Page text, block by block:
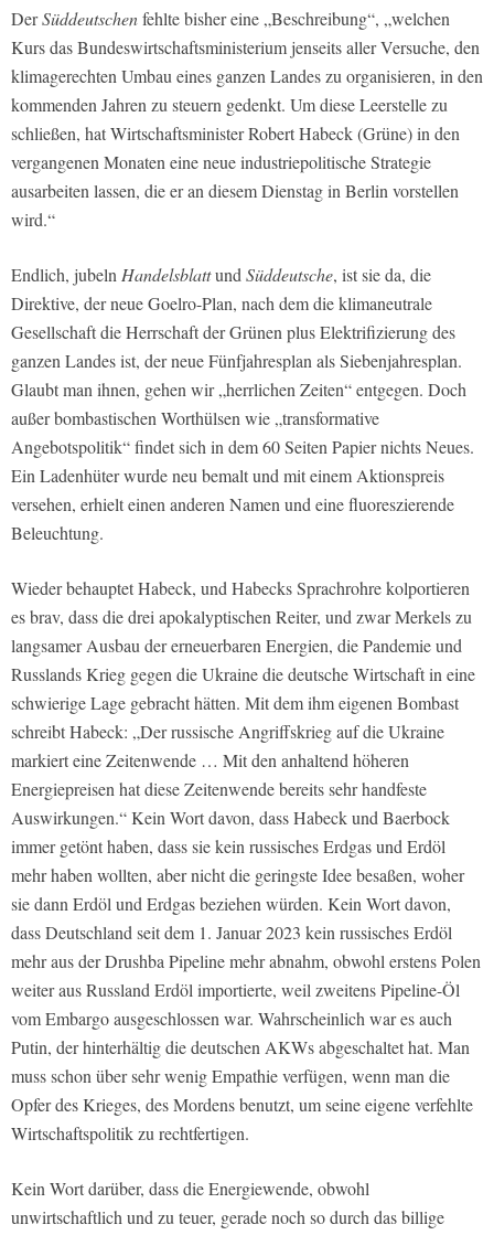
DerSüddeutschenfehlte bisher eine „Beschreibung“, „welchen
Kurs das Bundeswirtschaftsministerium jenseits aller Versuche, den
klimagerechten Umbau eines ganzen Landes zu organisieren, in den
kommenden Jahren zu steuern gedenkt. Um diese Leerstelle zu
schließen, hat Wirtschaftsminister Robert Habeck (Grüne) in den
vergangenen Monaten eine neue industriepolitische Strategie
ausarbeiten lassen, die er an diesem Dienstag in Berlin vorstellen
wird.“
Endlich, jubeln Handelsblattund Süddeutsche, ist sie da, die
Direktive, der neue Goelro-Plan, nach dem die klimaneutrale
Gesellschaft die Herrschaft der Grünen plus Elektrifizierung des
ganzen Landes ist, der neue Fünfjahresplan als Siebenjahresplan.
Glaubt man ihnen, gehen wir „herrlichen Zeiten“ entgegen. Doch
außer bombastischen Worthülsen wie „transformative
Angebotspolitik“ findet sich in dem 60 Seiten Papier nichts Neues.
Ein Ladenhüter wurde neu bemalt und mit einem Aktionspreis
versehen, erhielt einen anderen Namen und eine fluoreszierende
Beleuchtung.
Wieder behauptet Habeck, und Habecks Sprachrohre kolportieren
es brav, dass die drei apokalyptischen Reiter, und zwar Merkels zu
langsamer Ausbau der erneuerbaren Energien, die Pandemie und
Russlands Krieg gegen die Ukraine die deutsche Wirtschaft in eine
schwierige Lage gebracht hätten. Mit dem ihm eigenen Bombast
schreibt Habeck: „Der russische Angriffskrieg auf die Ukraine
markiert eine Zeitenwende … Mit den anhaltend höheren
Energiepreisen hat diese Zeitenwende bereits sehr handfeste
Auswirkungen.“ Kein Wort davon, dass Habeck und Baerbock
immer getönt haben, dass sie kein russisches Erdgas und Erdöl
mehr haben wollten, aber nicht die geringste Idee besaßen, woher
sie dann Erdöl und Erdgas beziehen würden. Kein Wort davon,
dass Deutschland seit dem 1. Januar 2023 kein russisches Erdöl
mehr aus der Drushba Pipeline mehr abnahm, obwohl erstens Polen
weiter aus Russland Erdöl importierte, weil zweitens Pipeline-Öl
vom Embargo ausgeschlossen war. Wahrscheinlich war es auch
Putin, der hinterhältig die deutschen AKWs abgeschaltet hat. Man
muss schon über sehr wenig Empathie verfügen, wenn man die
Opfer des Krieges, des Mordens benutzt, um seine eigene verfehlte
Wirtschaftspolitik zu rechtfertigen.
Kein Wort darüber, dass die Energiewende, obwohl
unwirtschaftlich und zu teuer, gerade noch so durch das billige